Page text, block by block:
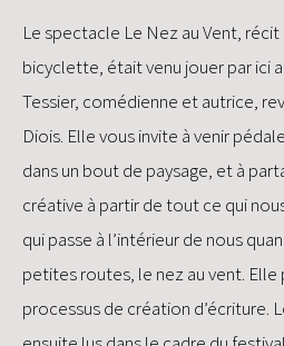
Le spectacle Le Nez au Vent, récit
bicyclette, était venu jouer par ici
Tessier, comédienne et autrice,
Diois. Elle vous invite à venir
dans un bout de paysage, et à
créative à partir de tout ce qui
qui passe à l’intérieur de nous
petites routes, le nez au vent. Elle
processus de création d’écriture.